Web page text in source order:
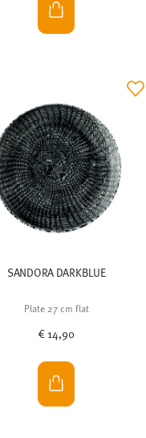
SANDORA DARKBLUE
Plate 27 cm flat
€ 14,90